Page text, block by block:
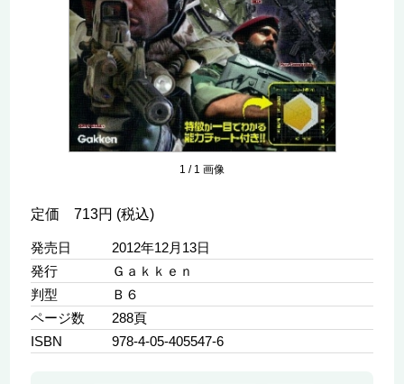
1 / 1 画像
定価 713円 (税込)
発売日
2012年12月13日
発行
Ｇａｋｋｅｎ
判型
Ｂ６
ページ数
288頁
ISBN
978-4-05-405547-6